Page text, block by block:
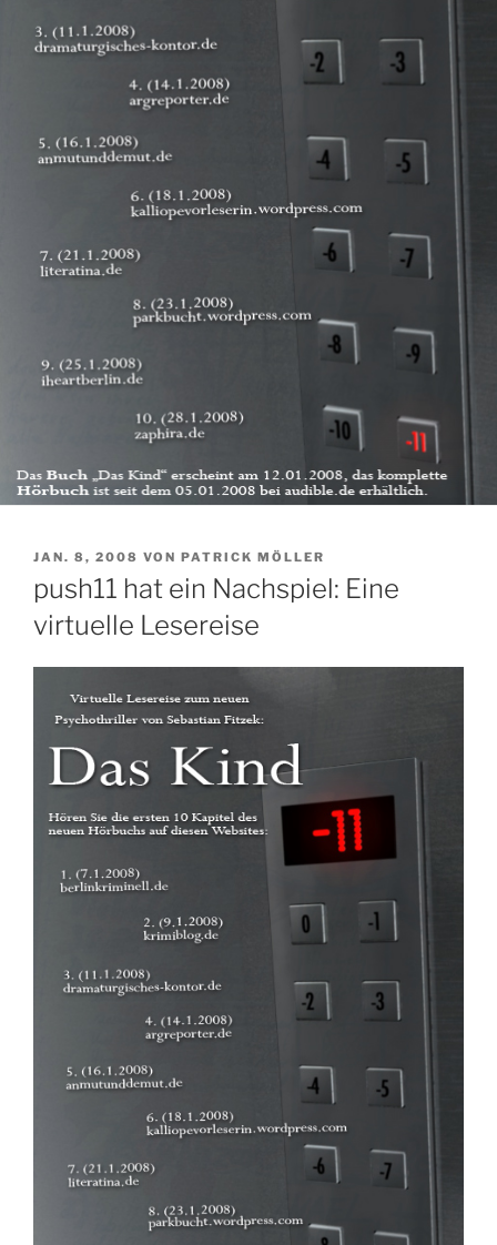
VERÖFFENTLICHT
JAN. 8, 2008 VON PATRICK MÖLLER
push11 hat ein Nachspiel: Eine
virtuelle Lesereise